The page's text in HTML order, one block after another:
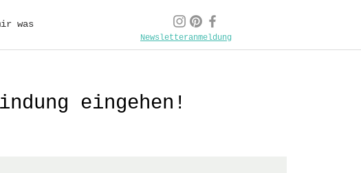
was
Newsletteranmeldung
eingehen!